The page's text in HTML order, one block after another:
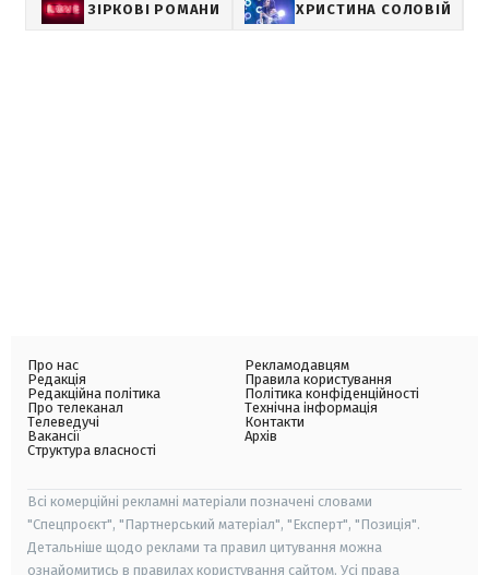
ЗІРКОВІ РОМАНИ ХРИСТИНА СОЛОВІЙ
Про нас
Редакція
Редакційна політика
Про телеканал
Телеведучі
Вакансії
Структура власності
Рекламодавцям
Правила користування
Політика конфіденційності
Технічна інформація
Контакти
Архів
Всі комерційні рекламні матеріали позначені словами
"Спецпроєкт", "Партнерський матеріал", "Експерт", "Позиція".
Детальніше щодо реклами та правил цитування можна
ознайомитись в правилах користування сайтом. Усі права